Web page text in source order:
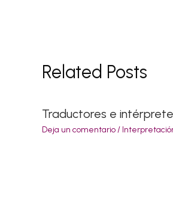
Related Posts
Traductores e
Deja un comentario/